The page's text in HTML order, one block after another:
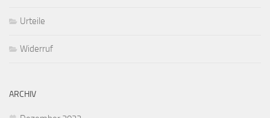
Urteile
Widerruf
ARCHIV